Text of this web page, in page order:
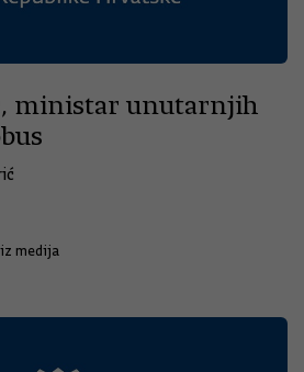
ministar unutarnjih
medija